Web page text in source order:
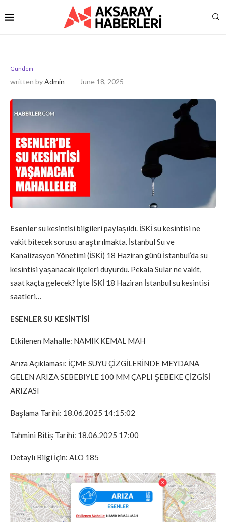
Gündem
written byAdmin June 18, 2025
Esenlersu kesintisi bilgileri paylaşıldı. İSKİ su kesintisi ne
vakit bitecek sorusu araştırılmakta. İstanbul Su ve
Kanalizasyon Yönetimi (İSKİ) 18 Haziran günü İstanbul’da su
kesintisi yaşanacak ilçeleri duyurdu. Pekala Sular ne vakit,
saat kaçta gelecek? İşte İSKİ 18 Haziran İstanbul su kesintisi
saatleri…
ESENLER SU KESİNTİSİ
Etkilenen Mahalle: NAMIK KEMAL MAH
Arıza Açıklaması: İÇME SUYU ÇİZGİLERİNDE MEYDANA
GELEN ARIZA SEBEBIYLE 100 MM ÇAPLI ŞEBEKE ÇİZGİSİ
ARIZASI
Başlama Tarihi: 18.06.2025 14:15:02
Tahmini Bitiş Tarihi: 18.06.2025 17:00
Detaylı Bilgi İçin: ALO 185